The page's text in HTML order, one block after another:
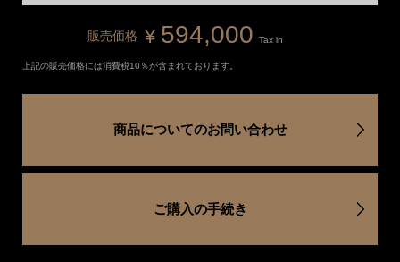
販売価格 ¥ 594,000 Tax in
上記の販売価格には消費税10％が含まれております。
商品についてのお問い合わせ
ご購入の手続き